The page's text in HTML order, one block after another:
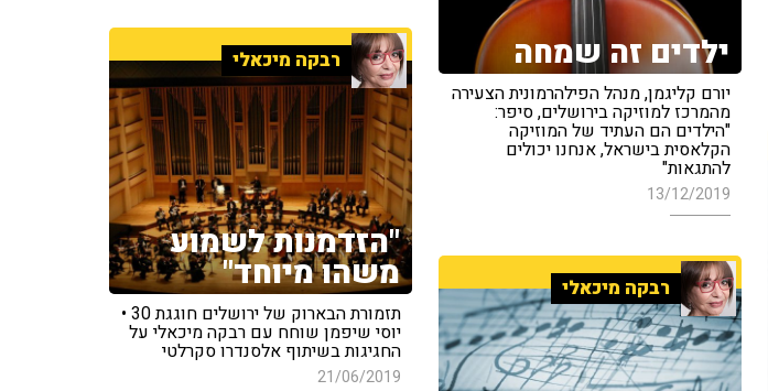
ילדים זה שמחה
יורם קליגמן, מנהל הפילהרמונית הצעירה
מהמרכז למוזיקה בירושלים, סיפר:
"הילדים הם העתיד של המוזיקה
הקלאסית בישראל, אנחנו יכולים
להתגאות"
13/12/2019
רבקה מיכאלי
"הזדמנות לשמוע
משהו מיוחד"
תזמורת הבארוק של ירושלים חוגגת 30 •
יוסי שיפמן שוחח עם רבקה מיכאלי על
החגיגות בשיתוף אלסנדרו סקרלטי
21/06/2019
רבקה מיכאלי